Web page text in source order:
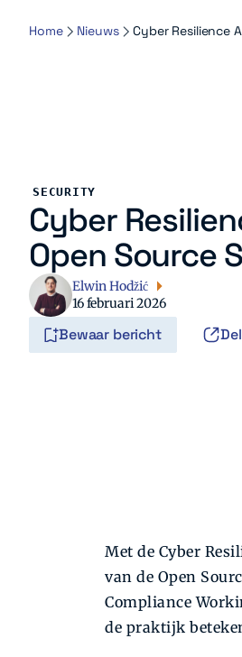
Home Nieuws Cyber Resilience
SECURITY
Cyber
Open Source
Elwin Hodžić
16 februari 2026
Bewaar bericht
Met de Cyber
van de Open
Compliance
de praktijk